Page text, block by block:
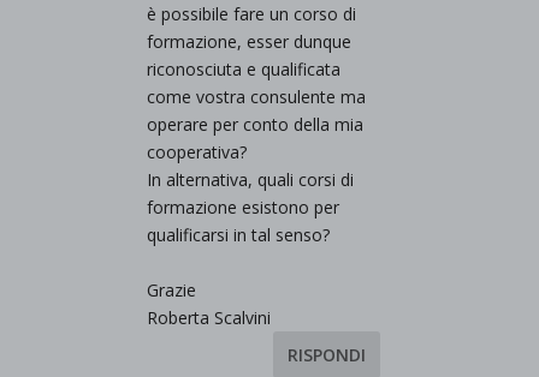
è possibile fare un corso di
formazione, esser dunque
riconosciuta e qualificata
come vostra consulente ma
operare per conto della mia
cooperativa?
In alternativa, quali corsi di
formazione esistono per
qualificarsi in tal senso?
Grazie
Roberta Scalvini
RISPONDI